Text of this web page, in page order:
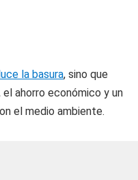
la basura, sino que
ahorro económico y un
el medio ambiente.